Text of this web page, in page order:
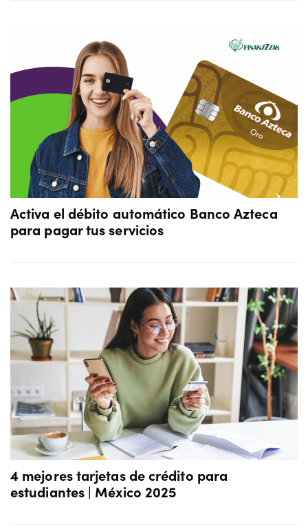
Activa el débito automático Banco Azteca
para pagar tus servicios
4 mejores tarjetas de crédito para
estudiantes | México 2025